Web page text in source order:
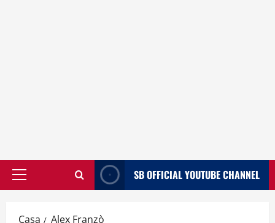
Menù
SB OFFICIAL YOUTUBE CHANNEL
Casa Alex Franzò